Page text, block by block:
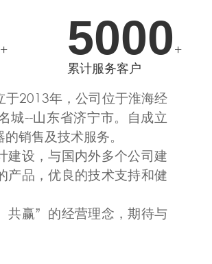
+ 5000+
累计服务客户
2013年，公司位于淮海经
城--山东省济宁市。自成立
销售及技术服务。
建设，与国内外多个公司建
产品，优良的技术支持和健
共赢”的经营理念，期待与